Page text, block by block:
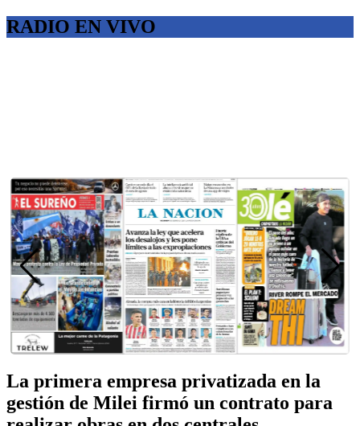
RADIO EN VIVO
La primera empresa privatizada en la
gestión de Milei firmó un contrato para